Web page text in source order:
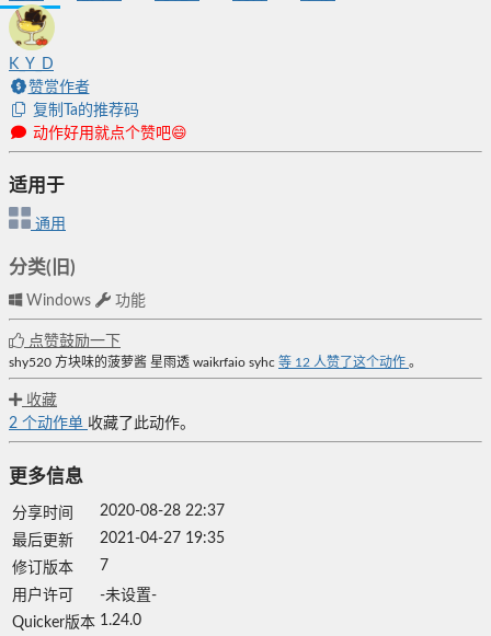
K_Y_D
赞赏作者
复制Ta的推荐码
动作好用就点个赞吧😄
适用于
通用
分类(旧)
Windows 功能
点赞鼓励一下
shy520 方块味的菠萝酱 星雨透 waikrfaio syhc 等 12 人赞了这个动作 。
收藏
2 个动作单 收藏了此动作。
更多信息
分享时间
2020-08-28 22:37
最后更新
2021-04-27 19:35
修订版本
7
用户许可
-未设置-
Quicker版本 1.24.0